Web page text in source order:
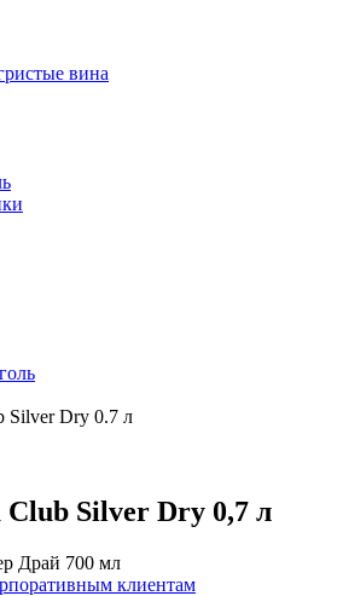
вина
Silver Dry 0.7 л
Club Silver Dry 0,7 л
Драй 700 мл
клиентам